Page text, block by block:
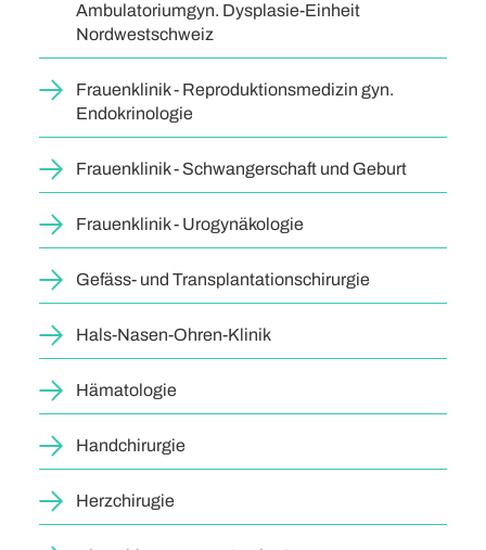
Ambulatoriumgyn. Dysplasie-Einheit
Nordwestschweiz
Frauenklinik - Reproduktionsmedizin gyn.
Endokrinologie
Frauenklinik - Schwangerschaft und Geburt
Frauenklinik - Urogynäkologie
Gefäss- und Transplantationschirurgie
Hals-Nasen-Ohren-Klinik
Hämatologie
Handchirurgie
Herzchirugie